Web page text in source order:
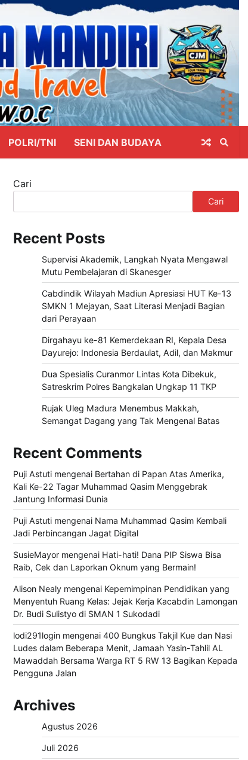
POLRI/TNI SENI DAN BUDAYA
Cari
Cari
Recent Posts
Supervisi Akademik, Langkah Nyata Mengawal
Mutu Pembelajaran di Skanesger
Cabdindik Wilayah Madiun Apresiasi HUT Ke-13
SMKN 1 Mejayan, Saat Literasi Menjadi Bagian
dari Perayaan
Dirgahayu ke-81 Kemerdekaan RI, Kepala Desa
Dayurejo: Indonesia Berdaulat, Adil, dan Makmur
Dua Spesialis Curanmor Lintas Kota Dibekuk,
Satreskrim Polres Bangkalan Ungkap 11 TKP
Rujak Uleg Madura Menembus Makkah,
Semangat Dagang yang Tak Mengenal Batas
Recent Comments
Puji Astutimengenai Bertahan di Papan Atas Amerika,
Kali Ke-22 Tagar Muhammad Qasim Menggebrak
Jantung Informasi Dunia
Puji Astutimengenai Nama Muhammad Qasim Kembali
Jadi Perbincangan Jagat Digital
SusieMayormengenai Hati-hati! Dana PIP Siswa Bisa
Raib, Cek dan Laporkan Oknum yang Bermain!
Alison Nealymengenai Kepemimpinan Pendidikan yang
Menyentuh Ruang Kelas: Jejak Kerja Kacabdin Lamongan
Dr. Budi Sulistyo di SMAN 1 Sukodadi
lodi291loginmengenai 400 Bungkus Takjil Kue dan Nasi
Ludes dalam Beberapa Menit, Jamaah Yasin-Tahlil AL
Mawaddah Bersama Warga RT 5 RW 13 Bagikan Kepada
Pengguna Jalan
Archives
Agustus 2026
Juli 2026